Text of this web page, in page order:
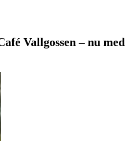
Vallgossen – nu med